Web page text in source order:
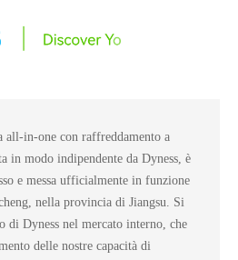
all-in-one con raffreddamento a
in modo indipendente da Dyness, è
e messa ufficialmente in funzione
nella provincia di Jiangsu. Si
di Dyness nel mercato interno, che
delle nostre capacità di